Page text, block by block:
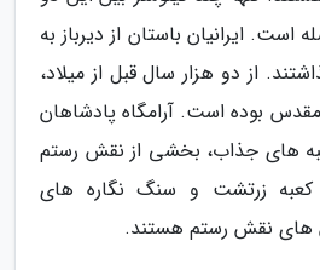
است. ایرانیان باستان از دیرباز به
از دو هزار سال قبل از میلاد،
مقدس بوده است. آرامگاه پادشاهان
های جذاب، بخشی از نقش رستم
زرتشت و سنگ نگاره های
های نقش رستم هستند.